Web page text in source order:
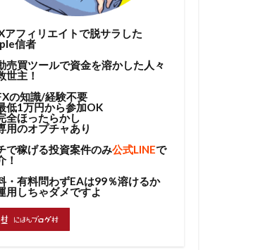
アフィリエイトで脱サラした
信者
売買ツールで資金を溶かした人々
世主！
の知識/経験不要
低1万円から参加OK
全ほったらかし
用のオプチャあり
で稼げる投資案件のみ公式LINEで
！
・有料問わずEAは99％溶けるか
用しちゃダメですよ